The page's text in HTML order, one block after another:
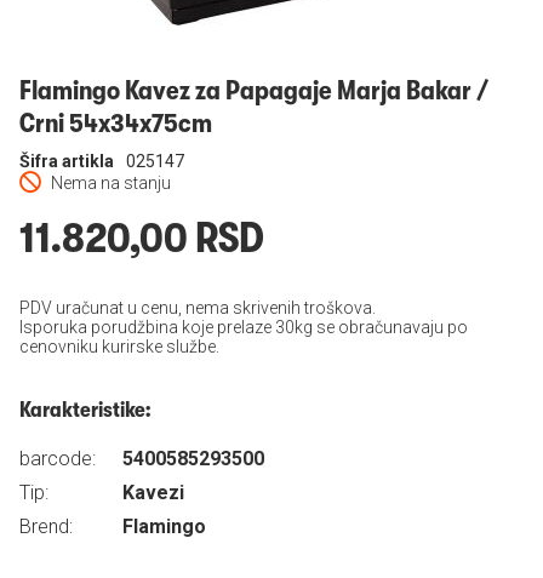
Flamingo Kavez za Papagaje Marja Bakar /
Crni 54x34x75cm
Nema na stanju
Šifra artikla 025147
11.820,00 RSD
PDV uračunat u cenu, nema skrivenih troškova.
Isporuka porudžbina koje prelaze 30kg se obračunavaju po
cenovniku kurirske službe.
Karakteristike:
barcode:
5400585293500
Tip:
Kavezi
Brend:
Flamingo